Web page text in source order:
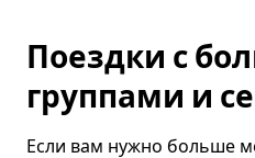
Поездки с
группами и
Если вам нужно больше